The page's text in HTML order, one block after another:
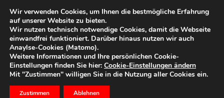
Start Schlagworte Bankbegriffe
Schlagwort: Bankbegriffe
Wir verwenden Cookies, um Ihnen die bestmögliche Erfahrung
auf unserer Website zu bieten.
Wir nutzen technisch notwendige Cookies, damit die Webseite
einwandfrei funktioniert. Darüber hinaus nutzen wir auch
Anaylse-Cookies (Matomo).
Weitere Informationen und Ihre persönlichen Cookie-
Einstellungen finden Sie hier: Cookie-Einstellungen ändern
Mit "Zustimmen" willigen Sie in die Nutzung aller Cookies ein.
Zustimmen Ablehnen